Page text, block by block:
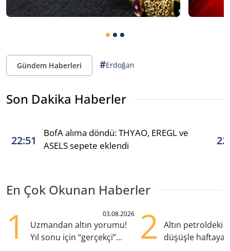
Gündem Haberleri #Erdoğan
Son Dakika Haberler
22:51
BofA alıma döndü: THYAO, EREGL ve
ASELS sepete eklendi
En Çok Okunan Haberler
1 03.08.2026
Uzmandan altın yorumu!
Yıl sonu için “gerçekçi”
2
Altın petroldeki
düşüşle haftaya